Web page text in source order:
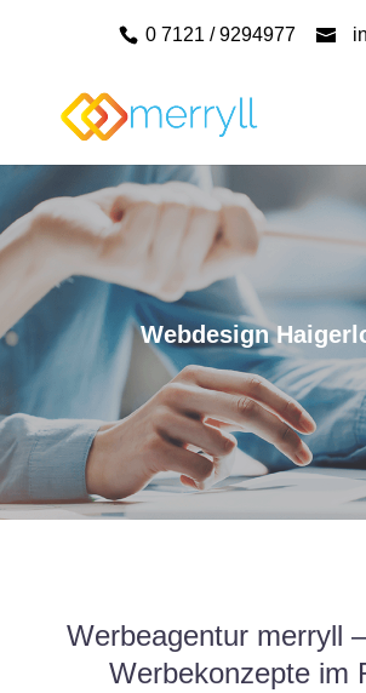
0 7121 / 9294977
Webdesign
Werbeagentur merryll
Werbekonzepte im